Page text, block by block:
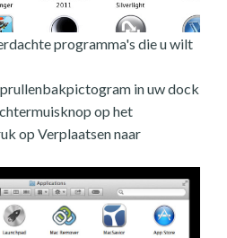
programma's die u wilt
prullenbakpictogram in uw dock
op het
op Verplaatsen naar